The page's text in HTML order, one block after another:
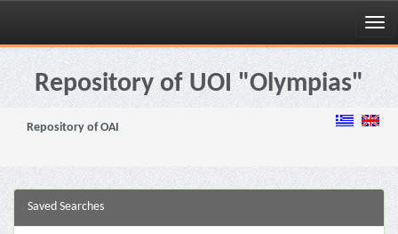
Skip
navigationRepository of UOI "Olympias"
Repository of OAI
Saved Searches